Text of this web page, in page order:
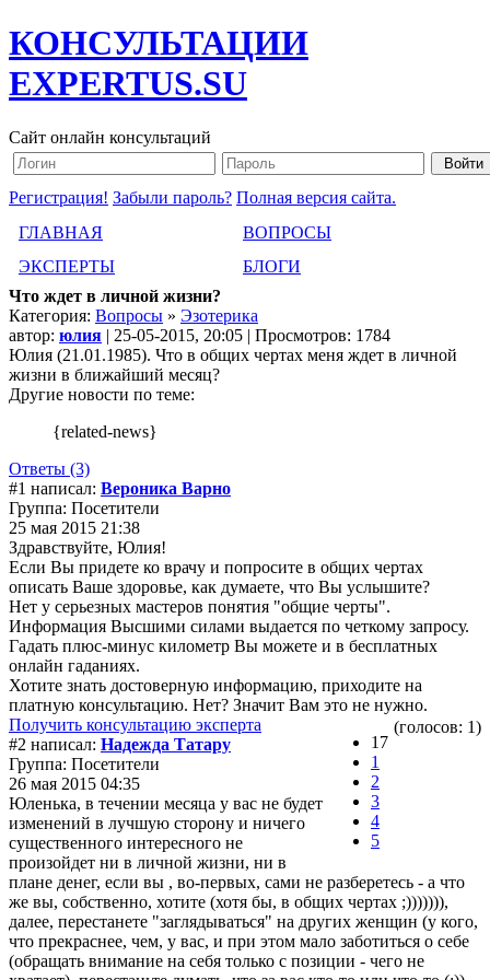
КОНСУЛЬТАЦИИ
EXPERTUS.SU
Сайт онлайн консультаций
Регистрация! Забыли пароль? Полная версия сайта.
ГЛАВНАЯ
ВОПРОСЫ
ЭКСПЕРТЫ
БЛОГИ
Что ждет в личной жизни?
Категория: Вопросы » Эзотерика
автор: юлия | 25-05-2015, 20:05 | Просмотров: 1784
Юлия (21.01.1985). Что в общих чертах меня ждет в личной
жизни в ближайший месяц?
Другие новости по теме:
{related-news}
Ответы (3)
#1 написал: Вероника Варно
Группа: Посетители
25 мая 2015 21:38
Здравствуйте, Юлия!
Если Вы придете ко врачу и попросите в общих чертах
описать Ваше здоровье, как думаете, что Вы услышите?
Нет у серьезных мастеров понятия "общие черты".
Информация Высшими силами выдается по четкому запросу.
Гадать плюс-минус километр Вы можете и в бесплатных
онлайн гаданиях.
Хотите знать достоверную информацию, приходите на
платную консультацию. Нет? Значит Вам это не нужно.
Получить консультацию эксперта
17
1
2
3
4
5
(голосов: 1)
#2 написал: Надежда Татару
Группа: Посетители
26 мая 2015 04:35
Юленька, в течении месяца у вас не будет
изменений в лучшую сторону и ничего
существенного интересного не
произойдет ни в личной жизни, ни в
плане денег, если вы , во-первых, сами не разберетесь - а что
же вы, собственно, хотите (хотя бы, в общих чертах ;))))))),
далее, перестанете "заглядываться" на других женщин (у кого,
что прекраснее, чем, у вас, и при этом мало заботиться о себе
(обращать внимание на себя только с позиции - чего не